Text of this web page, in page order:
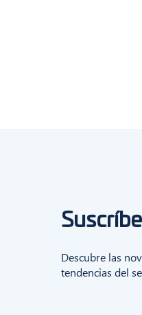
Descubre las
tendencias del